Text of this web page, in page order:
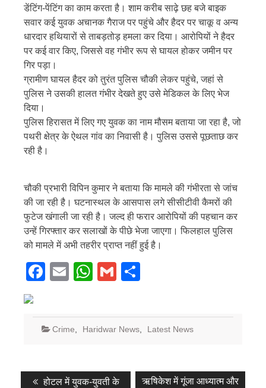
डेंटिंग-पेंटिंग का काम करता है। शाम करीब साढ़े छह बजे बाइक
सवार कई युवक अचानक गैराज पर पहुंचे और हैदर पर चाकू व अन्य
धारदार हथियारों से ताबड़तोड़ हमला कर दिया। आरोपियों ने हैदर
पर कई वार किए, जिससे वह गंभीर रूप से घायल होकर जमीन पर
गिर पड़ा।
ग्रामीण घायल हैदर को तुरंत पुलिस चौकी लेकर पहुंचे, जहां से
पुलिस ने उसकी हालत गंभीर देखते हुए उसे मेडिकल के लिए भेज
दिया।
पुलिस हिरासत में लिए गए युवक का नाम मौसम बताया जा रहा है, जो
पथरी क्षेत्र के ऐथल गांव का निवासी है। पुलिस उससे पूछताछ कर
रही है।
चौकी प्रभारी विपिन कुमार ने बताया कि मामले की गंभीरता से जांच
की जा रही है। घटनास्थल के आसपास लगे सीसीटीवी कैमरों की
फुटेज खंगाली जा रही है। जल्द ही फरार आरोपियों की पहचान कर
उन्हें गिरफ्तार कर सलाखों के पीछे भेजा जाएगा। फिलहाल पुलिस
को मामले में अभी तहरीर प्राप्त नहीं हुई है।
Facebook
EmailWhatsApp
Gmail
Crime Haridwar News Latest News
PostPrevious
होटल में युवक-युवती के
Next
ऋषिकेश में गूंजा आध्यात्म और